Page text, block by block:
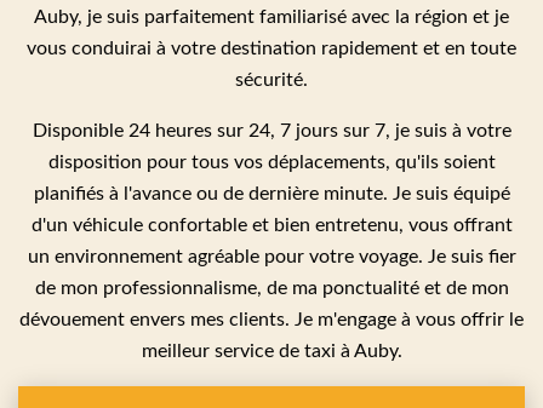
Auby, je suis parfaitement familiarisé avec la région et je
vous conduirai à votre destination rapidement et en toute
sécurité.
Disponible 24 heures sur 24, 7 jours sur 7, je suis à votre
disposition pour tous vos déplacements, qu'ils soient
planifiés à l'avance ou de dernière minute. Je suis équipé
d'un véhicule confortable et bien entretenu, vous offrant
un environnement agréable pour votre voyage. Je suis fier
de mon professionnalisme, de ma ponctualité et de mon
dévouement envers mes clients. Je m'engage à vous offrir le
meilleur service de taxi à Auby.